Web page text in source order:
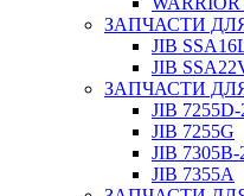
ЗАПЧАСТИ
JIB
JIB
ЗАПЧАСТИ
JIB 7255D-
JIB 7255G
JIB 7305B-
JIB 7355A